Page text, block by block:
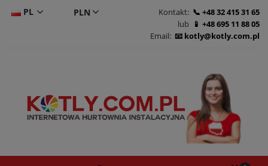
PL Kontakt:
+48 32 415 31 65
lub
+48 695 11 88 05
Email:
kotly@kotly.com.pl